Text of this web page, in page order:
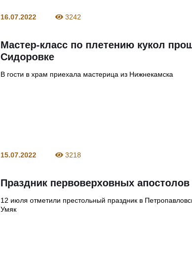
16.07.2022 3242
Мастер-класс по плетению кукол
Сидоровке
В гости в храм приехала мастерица из Нижнекамска
15.07.2022 3218
Праздник первоверховных
12 июля отметили престольный праздник в
Умяк